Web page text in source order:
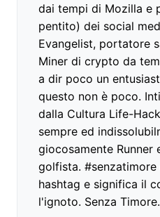
dai tempi di Mozilla e
pentito) dei social
Evangelist, portatore
Miner di crypto da
a dir poco un
questo non è poco.
dalla Cultura Life-
sempre ed
giocosamente Runner
golfista.
hashtag e significa il
l'ignoto. Senza